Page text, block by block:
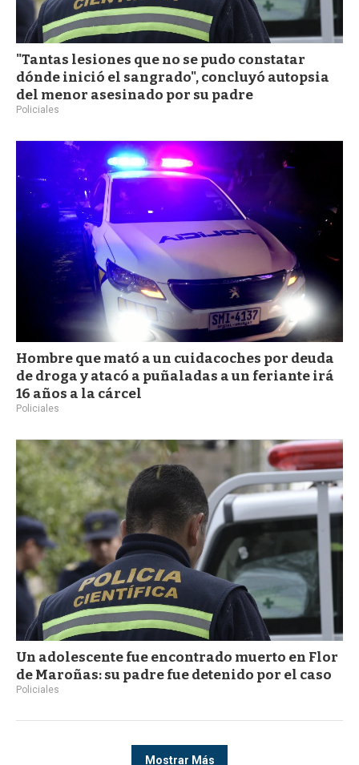
"Tantas lesiones que no se pudo constatar
dónde inició el sangrado", concluyó autopsia
del menor asesinado por su padre
Policiales
Hombre que mató a un cuidacoches por deuda
de droga y atacó a puñaladas a un feriante irá
16 años a la cárcel
Policiales
Un adolescente fue encontrado muerto en Flor
de Maroñas: su padre fue detenido por el caso
Policiales
Mostrar Más